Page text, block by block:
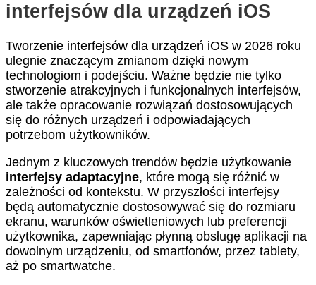
interfejsów dla urządzeń iOS
Tworzenie interfejsów dla urządzeń iOS w 2026 roku
ulegnie znaczącym zmianom dzięki nowym
technologiom i podejściu. Ważne będzie nie tylko
stworzenie atrakcyjnych i funkcjonalnych interfejsów,
ale także opracowanie rozwiązań dostosowujących
się do różnych urządzeń i odpowiadających
potrzebom użytkowników.
Jednym z kluczowych trendów będzie użytkowanie
interfejsy adaptacyjne, które mogą się różnić w
zależności od kontekstu. W przyszłości interfejsy
będą automatycznie dostosowywać się do rozmiaru
ekranu, warunków oświetleniowych lub preferencji
użytkownika, zapewniając płynną obsługę aplikacji na
dowolnym urządzeniu, od smartfonów, przez tablety,
aż po smartwatche.